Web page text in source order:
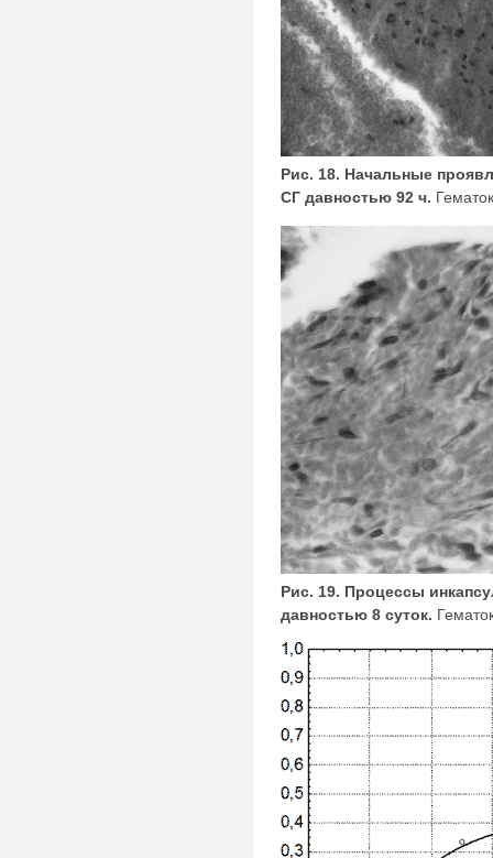
Рис. 18. Начальные
СГ давностью 92 ч.
Рис. 19. Процессы
давностью 8 суток.